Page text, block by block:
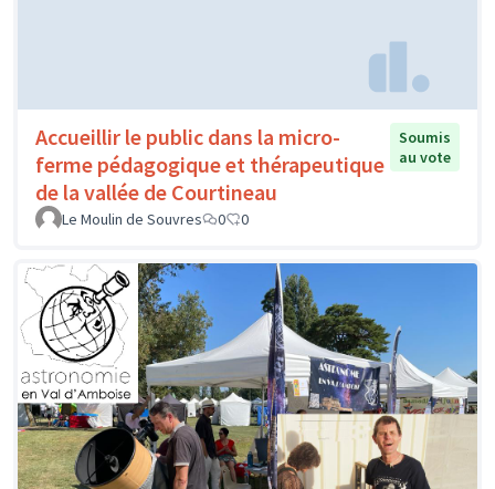
Accueillir le public dans la micro-
ferme pédagogique et thérapeutique
de la vallée de Courtineau
Soumis
au vote
Le Moulin de Souvres 0 0